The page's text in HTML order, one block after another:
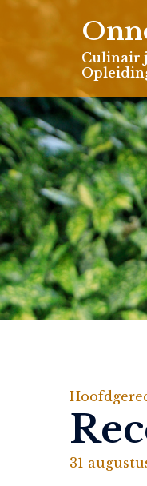
Skip
content
Culinair
31